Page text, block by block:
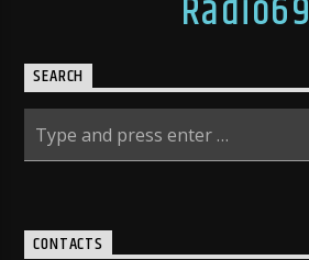
Radio69
SEARCH
CONTACTS